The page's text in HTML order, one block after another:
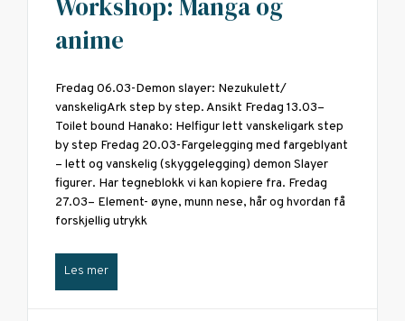
Workshop: Manga og
anime
Fredag 06.03-Demon slayer: Nezukulett/
vanskeligArk step by step. Ansikt Fredag 13.03–
Toilet bound Hanako: Helfigur lett vanskeligark step
by step Fredag 20.03-Fargelegging med fargeblyant
– lett og vanskelig (skyggelegging) demon Slayer
figurer. Har tegneblokk vi kan kopiere fra. Fredag
27.03– Element- øyne, munn nese, hår og hvordan få
forskjellig utrykk
Les mer